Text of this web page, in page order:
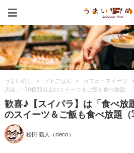
うまいめし > ソトごはん > カフェ・スイーツ >
天国」! 30種類以上のスイーツ＆ご飯も食べ放題
歓喜♪【スイパラ】は「食べ放
のスイーツ＆ご飯も食べ放題（
松田 義人（deco）